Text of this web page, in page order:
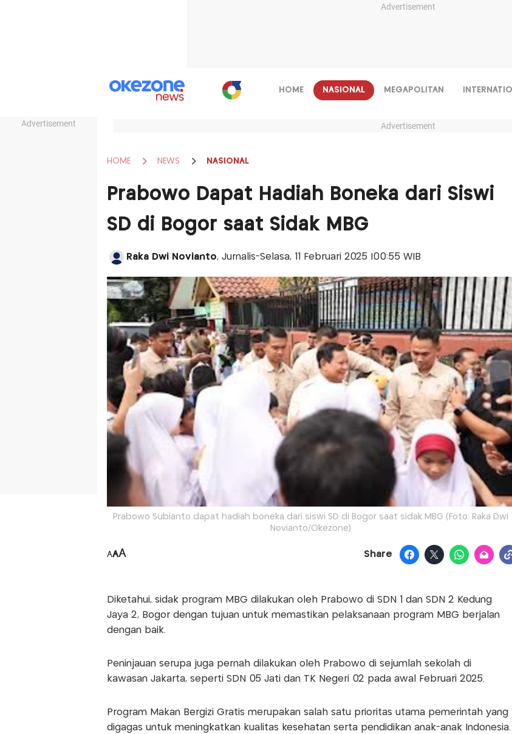
Advertisement
Advertisement
HOME NASIONAL MEGAPOLITAN
Advertisement
HOME NEWS NASIONAL
Prabowo Dapat Hadiah Boneka dari Siswi
SD di Bogor saat Sidak MBG
Raka Dwi Novianto, Jurnalis-Selasa, 11 Februari 2025 |00:55 WIB
Prabowo Subianto dapat hadiah boneka dari siswi SD di Bogor saat sidak MBG (Foto: Raka Dwi
Novianto/Okezone)
AAA Share
Diketahui, sidak program MBG dilakukan oleh Prabowo di SDN 1 dan SDN 2 Kedung
Jaya 2, Bogor dengan tujuan untuk memastikan pelaksanaan program MBG berjalan
dengan baik.
Peninjauan serupa juga pernah dilakukan oleh Prabowo di sejumlah sekolah di
kawasan Jakarta, seperti SDN 05 Jati dan TK Negeri 02 pada awal Februari 2025.
Program Makan Bergizi Gratis merupakan salah satu prioritas utama pemerintah yang
digagas untuk meningkatkan kualitas kesehatan serta pendidikan anak-anak Indonesia.